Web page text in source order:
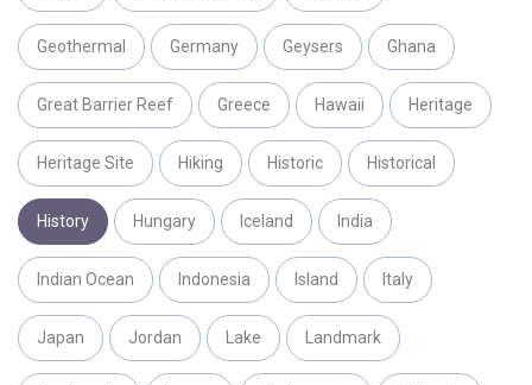
Geothermal Germany Geysers Ghana
Great Barrier Reef Greece Hawaii Heritage
Heritage Site Hiking Historic Historical
History Hungary Iceland India
Indian Ocean Indonesia Island Italy
Japan Jordan Lake Landmark